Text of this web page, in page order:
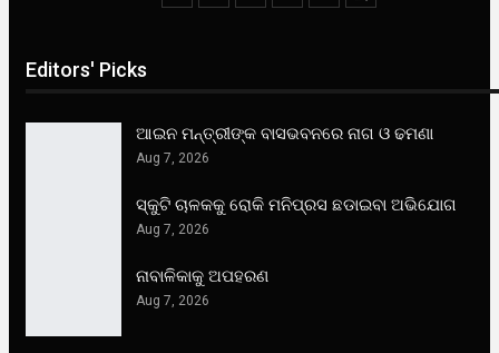
Editors' Picks
ଆଇନ ମନ୍ତ୍ରୀଙ୍କ ବାସଭବନରେ ନାଗ ଓ ଢମଣା
Aug 7, 2026
ସ୍କୁଟି ଚାଳକକୁ ରୋକି ମନିପ୍ରସ ଛଡାଇବା ଅଭିଯୋଗ
Aug 7, 2026
ନାବାଳିକାକୁ ଅପହରଣ
Aug 7, 2026